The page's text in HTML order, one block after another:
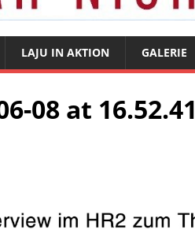
LAJU IN AKTION GALERIE
08 at 16.52.41